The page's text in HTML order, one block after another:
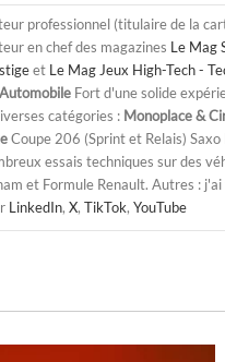
professionnel (titulaire de la
en chef des magazines Le Mag
et Le Mag Jeux High-Tech -
Fort d'une solide
catégories : Monoplace &
Coupe 206 (Sprint et Relais)
essais techniques sur des
et Formule Renault. Autres :
LinkedIn, X, TikTok, YouTube